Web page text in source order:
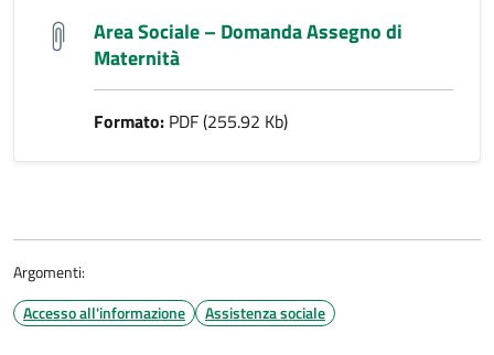
Area Sociale – Domanda Assegno di
Maternità
Formato: PDF (255.92 Kb)
Argomenti:
Accesso all'informazione
Assistenza sociale